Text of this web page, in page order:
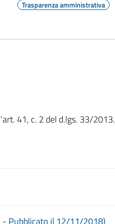
Trasparenza amministrativa
41, c. 2 del d.lgs. 33/2013.
- Pubblicato il 12/11/2018)